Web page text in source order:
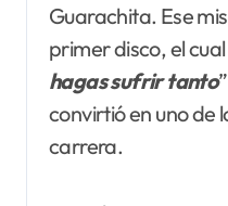
Guarachita. Ese
primer disco, el
hagas sufrir tanto
convirtió en uno de
carrera.